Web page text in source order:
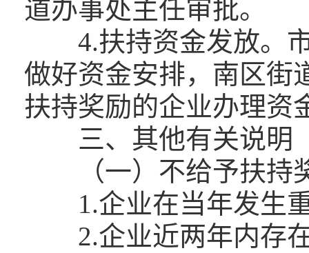
道办事处主任审批。
4.扶持资金发放。市
做好资金安排，南区街
扶持奖励的企业办理资
三、其他有关说明
（一）不给予扶持
1.企业在当年发生重
2.企业近两年内存在